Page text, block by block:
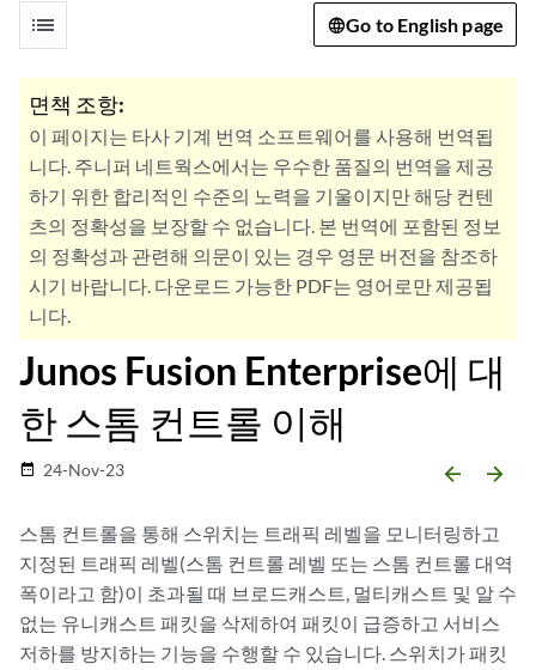
list Go to English page
면책 조항:
이 페이지는 타사 기계 번역 소프트웨어를 사용해 번역됩
니다. 주니퍼 네트웍스에서는 우수한 품질의 번역을 제공
하기 위한 합리적인 수준의 노력을 기울이지만 해당 컨텐
츠의 정확성을 보장할 수 없습니다. 본 번역에 포함된 정보
의 정확성과 관련해 의문이 있는 경우 영문 버전을 참조하
시기 바랍니다. 다운로드 가능한 PDF는 영어로만 제공됩
니다.
Junos Fusion Enterprise에 대
한 스톰 컨트롤 이해
date_range 24-Nov-23 arrow_backward arrow_forward
스톰 컨트롤을 통해 스위치는 트래픽 레벨을 모니터링하고
지정된 트래픽 레벨(스톰 컨트롤 레벨 또는 스톰 컨트롤 대역
폭이라고 함)이 초과될 때 브로드캐스트, 멀티캐스트 및 알 수
없는 유니캐스트 패킷을 삭제하여 패킷이 급증하고 서비스
저하를 방지하는 기능을 수행할 수 있습니다. 스위치가 패킷